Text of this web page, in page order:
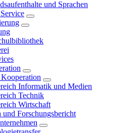
und Sprachen
Informatik und Medien
Technik
Wirtschaft
und Forschungsbericht